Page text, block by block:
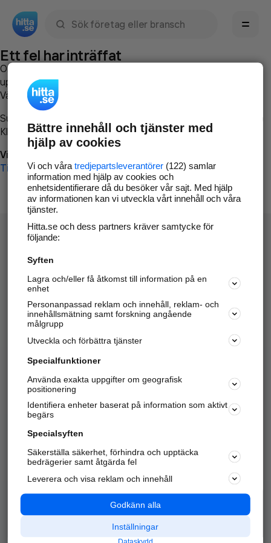
Ett fel har inträffat
Om du vill kan du
uppstod så att vi lättare och snabbare kan avhjälpa det.
Vänligen försök med följande:
Surfa till
Klicka påTillbaka-knappen i webbläsaren och försök igen
Vi beklagar besväret!
Till startsidan
Hitta.se - Gratis nummerupplysning.
Sök företag, personer och platser.
Hitta telefonnummer, adresser, företagsinfo mm.
Marknadsför företaget
Kom igång och annonsera mot
samarbetspartners nära dig.
Alla kategorier
Populära sökningar
API & Kartor
Annonsera
Integritet
Nödnummer
Bättre innehåll och tjänster med
hjälp av cookies
Vi och våra tredjepartsleverantörer(122) samlar
information med hjälp av cookies och
enhetsidentifierare då du besöker vår sajt. Med hjälp
av informationen kan vi utveckla vårt innehåll och våra
tjänster.
Hitta.se och dess partners kräver samtycke för
följande:
Syften
Lagra och/eller få åtkomst till information på en
enhet
Personanpassad reklam och innehåll, reklam- och
innehållsmätning samt forskning angående
målgrupp
Utveckla och förbättra tjänster
Specialfunktioner
Använda exakta uppgifter om geografisk
positionering
Identifiera enheter baserat på information som aktivt
begärs
Specialsyften
Säkerställa säkerhet, förhindra och upptäcka
bedrägerier samt åtgärda fel
Leverera och visa reklam och innehåll
Godkänn alla
Inställningar
Dataskydd